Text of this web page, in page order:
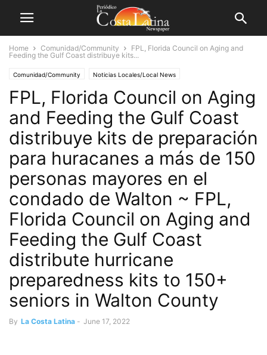
Home Comunidad/Community
FPL, Florida Council on Aging and
Feeding the Gulf Coast distribuye kits...
Comunidad/Community Noticias Locales/Local News
FPL, Florida Council on Aging
and Feeding the Gulf Coast
distribuye kits de preparación
para huracanes a más de 150
personas mayores en el
condado de Walton ~ FPL,
Florida Council on Aging and
Feeding the Gulf Coast
distribute hurricane
preparedness kits to 150+
seniors in Walton County
By La Costa Latina - June 17, 2022